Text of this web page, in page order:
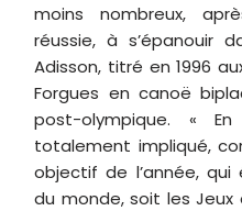
moins nombreux,
réussie, à s’épanouir
Adisson, titré en 1996
Forgues en canoë
post-olympique. «
totalement impliqué,
objectif de l’année,
du monde, soit les Jeux